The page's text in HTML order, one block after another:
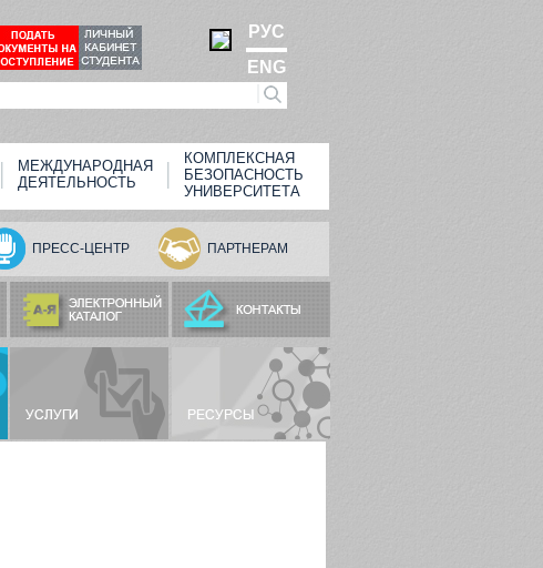
РУС
ENG
МЕЖДУНАРОДНАЯ
ДЕЯТЕЛЬНОСТЬ
КОМПЛЕКСНАЯ
БЕЗОПАСНОСТЬ
УНИВЕРСИТЕТА
ПАРТНЕРАМ
ПРЕСС-ЦЕНТР